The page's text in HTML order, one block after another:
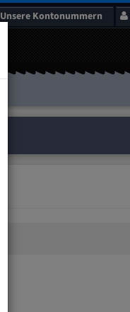
Unsere Kontonummern